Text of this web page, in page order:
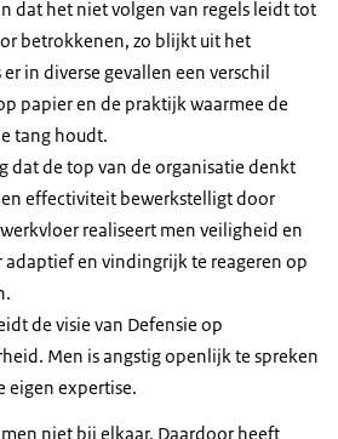
dat het niet volgen van regels leidt tot
betrokkenen, zo blijkt uit het
in diverse gevallen een verschil
papier en de praktijk waarmee de
tang houdt.
dat de top van de organisatie denkt
effectiviteit bewerkstelligt door
realiseert men veiligheid en
en vindingrijk te reageren op
de visie van Defensie op
Men is angstig openlijk te spreken
eigen expertise.
niet bij elkaar. Daardoor heeft